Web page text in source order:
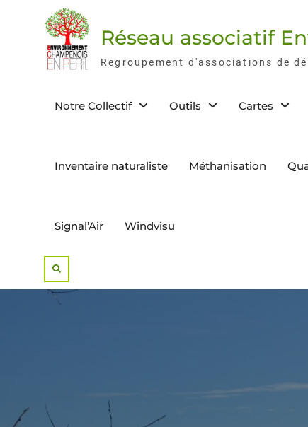
Réseau associatif
Regroupement d'associations de
Notre Collectif Outils Cartes
Inventaire naturaliste Méthanisation
Signal’Air Windvisu